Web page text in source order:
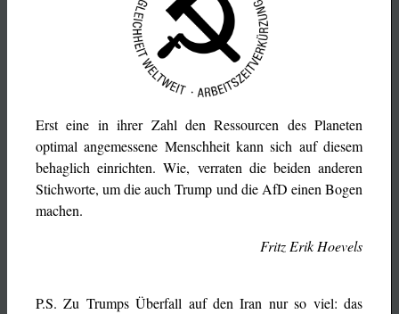
Erst eine in ihrer Zahl den Ressourcen des Planeten
optimal angemessene Menschheit kann sich auf diesem
behaglich einrichten. Wie, verraten die beiden anderen
Stichworte, um die auch Trump und die AfD einen Bogen
machen.
Fritz Erik Hoevels
P.S. Zu Trumps Überfall auf den Iran nur so viel: das